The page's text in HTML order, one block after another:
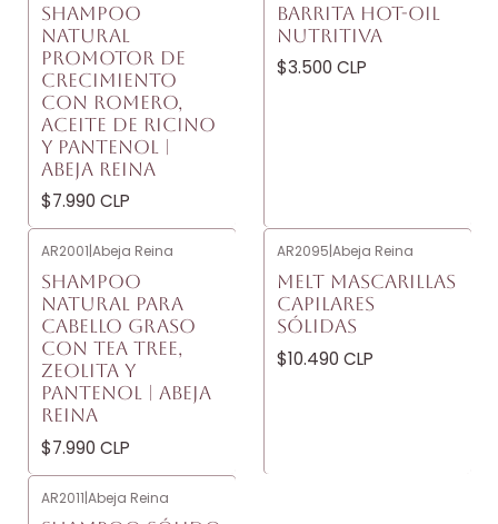
SHAMPOO
NATURAL
PROMOTOR DE
CRECIMIENTO
CON ROMERO,
ACEITE DE RICINO
Y PANTENOL |
ABEJA REINA
$7.990 CLP
BARRITA HOT-OIL
NUTRITIVA
$3.500 CLP
AR2001|Abeja Reina
SHAMPOO
NATURAL PARA
CABELLO GRASO
CON TEA TREE,
ZEOLITA Y
PANTENOL | ABEJA
REINA
$7.990 CLP
AR2095|Abeja Reina
MELT MASCARILLAS
CAPILARES
SÓLIDAS
$10.490 CLP
AR2011|Abeja Reina